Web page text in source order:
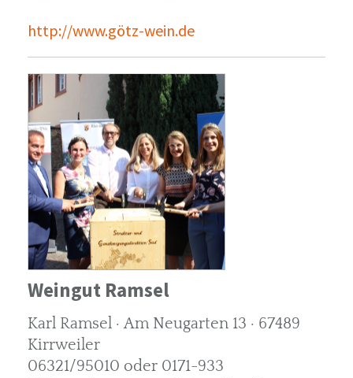
http://www.götz-wein.de
Weingut Ramsel
Karl Ramsel · Am Neugarten 13 · 67489
Kirrweiler
06321/95010 oder 0171-933